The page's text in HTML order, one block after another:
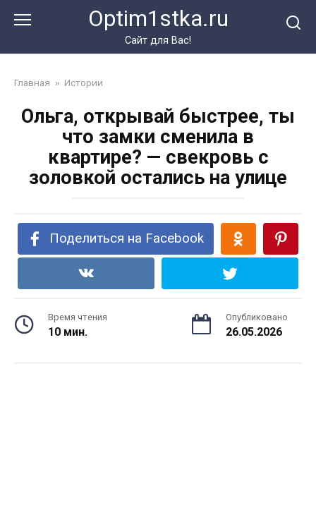
Optim1stka.ru
Сайт для Вас!
Главная » Истории
Ольга, открывай быстрее, ты
что замки сменила в
квартире? — свекровь с
золовкой остались на улице
Поделиться на Facebook
Время чтения
10 мин.
Опубликовано
26.05.2026